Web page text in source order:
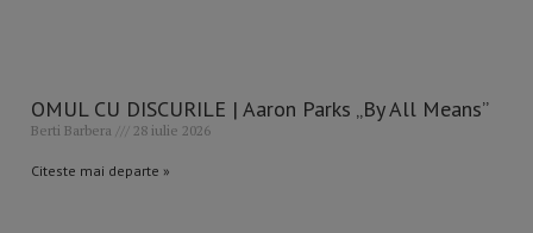
OMUL CU DISCURILE | Aaron Parks „By All Means”
Berti Barbera 28 iulie 2026
Citeste mai departe »